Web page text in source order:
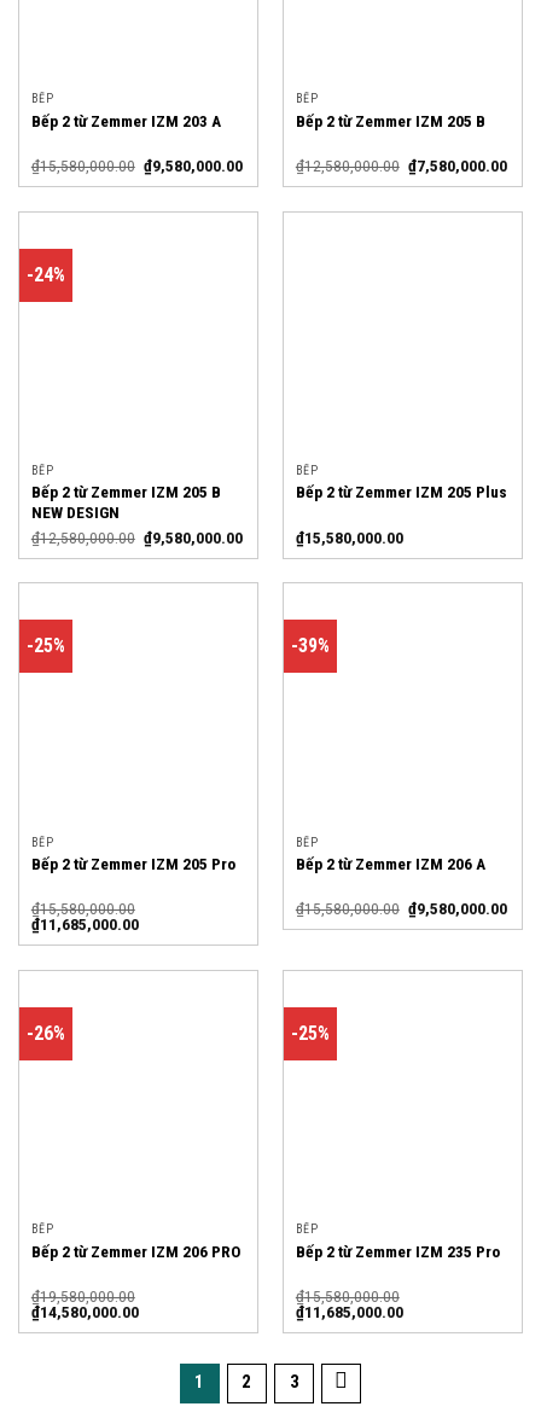
BẾP
Bếp 2 từ Zemmer IZM 203 A
₫15,580,000.00 ₫9,580,000.00
BẾP
Bếp 2 từ Zemmer IZM 205 B
₫12,580,000.00 ₫7,580,000.00
-24%
BẾP
Bếp 2 từ Zemmer IZM 205 B
NEW DESIGN
₫12,580,000.00 ₫9,580,000.00
BẾP
Bếp 2 từ Zemmer IZM 205 Plus
₫15,580,000.00
-25%
BẾP
Bếp 2 từ Zemmer IZM 205 Pro
₫15,580,000.00
₫11,685,000.00
-39%
BẾP
Bếp 2 từ Zemmer IZM 206 A
₫15,580,000.00 ₫9,580,000.00
-26%
BẾP
Bếp 2 từ Zemmer IZM 206 PRO
₫19,580,000.00
₫14,580,000.00
-25%
BẾP
Bếp 2 từ Zemmer IZM 235 Pro
₫15,580,000.00
₫11,685,000.00
1 2 3